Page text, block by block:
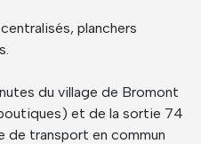
planchers
du village de Bromont
et de la sortie 74
de transport en commun